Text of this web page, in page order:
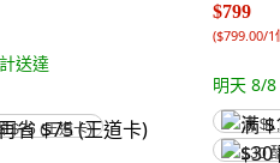
送達
$75 (王道卡)
$799
($799.00/1
明天 8/8
满
$30